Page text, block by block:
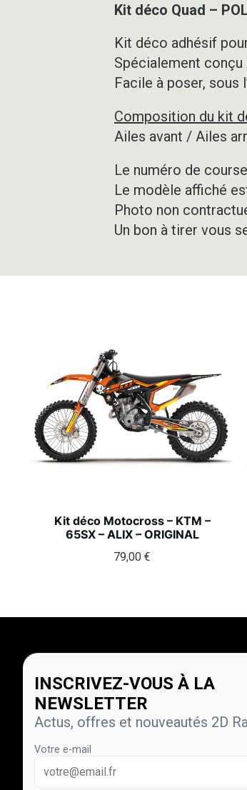
Kit déco Quad –
Kit déco adhésif
Spécialement
Facile à poser, sous
Composition du kit
Ailes avant / Ailes
Le numéro de
Le modèle affiché
Photo non
Un bon à tirer vous
Kit déco Motocross – KTM –
65SX – ALIX – ORIGINAL
79,00€
INSCRIVEZ-VOUS À LA
NEWSLETTER
Actus, offres et nouveautés 2D
Votre e-mail